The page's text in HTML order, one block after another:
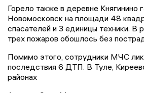
Горело также в деревне Княгинино
Новомосковск на площади 48
спасателей и 3 единицы техники. В
трех пожаров обошлось без
Помимо этого, сотрудники МЧС
последствия 6 ДТП. В Туле,
районах